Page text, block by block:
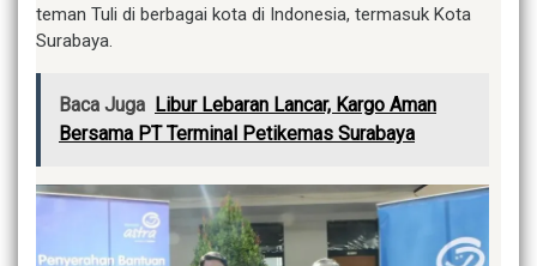
teman Tuli di berbagai kota di Indonesia, termasuk Kota
Surabaya.
Baca Juga Libur Lebaran Lancar, Kargo Aman
Bersama PT Terminal Petikemas Surabaya